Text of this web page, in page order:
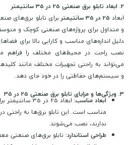
2. ابعاد تابلو برق صنعتی 25 در 35 سانتیمتر
ابعاد 25 در 35 سانتیمتر
برای تابلو برق‌های
و متداول برای پروژه‌های صنعتی کوچک و
دلیل اندازه‌های مناسب و کارایی بالا برای
نصب راحت در محیط‌های مختلف را فراهم
می‌تواند به راحتی تجهیزات مختلف مانند
و سیستم‌های حفاظتی را در خود جای دهد.
3. ویژگی‌ها و مزایای تابلو برق صنعتی 25 در 35
ابعاد مناسب:
ابعاد 25 در 35
مناسب است. این تابلو برق‌ها به راحتی
ندارند، نصب می‌شوند.
طراحی استاندارد: تابلو برق‌های صنعتی